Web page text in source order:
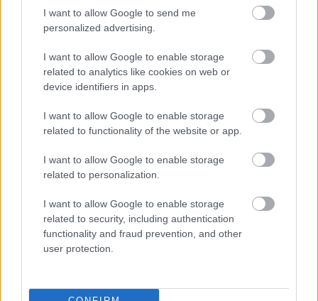
I want to allow Google to send me
personalized advertising.
I want to allow Google to enable storage
related to analytics like cookies on web or
device identifiers in apps.
I want to allow Google to enable storage
related to functionality of the website or app.
I want to allow Google to enable storage
related to personalization.
I want to allow Google to enable storage
related to security, including authentication
functionality and fraud prevention, and other
user protection.
Balkonzeller